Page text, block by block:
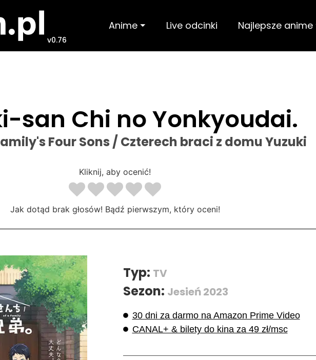
v0.76
Anime ⏷ Live odcinki Najlepsze anime
san Chi no Yonkyoudai.
Four Sons / Czterech braci z domu Yuzuki
Kliknij, aby ocenić!
Jak dotąd brak głosów! Bądź pierwszym, który oceni!
Typ: TV
Sezon: Jesień 2023
30 dni za darmo na Amazon Prime Video
CANAL+ & bilety do kina za 49 zł/msc